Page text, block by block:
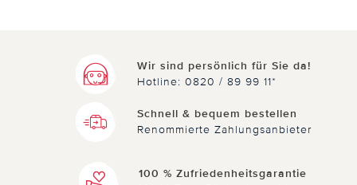
Wir sind persönlich für Sie da!
Hotline: 0820 / 89 99 11*
Schnell & bequem bestellen
Renommierte Zahlungsanbieter
100 % Zufriedenheitsgarantie